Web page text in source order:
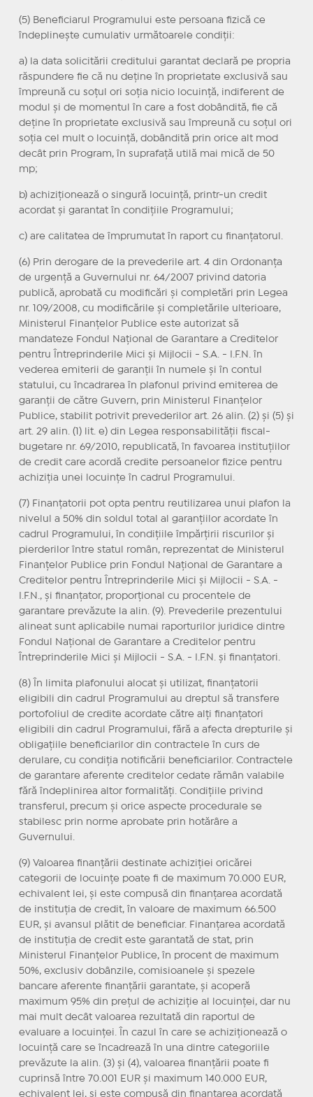
(5) Beneficiarul Programului este persoana fizică ce
îndeplinește cumulativ următoarele condiții:
a) la data solicitării creditului garantat declară pe propria
răspundere fie că nu deține în proprietate exclusivă sau
împreună cu soțul ori soția nicio locuință, indiferent de
modul și de momentul în care a fost dobândită, fie că
deține în proprietate exclusivă sau împreună cu soțul ori
soția cel mult o locuință, dobândită prin orice alt mod
decât prin Program, în suprafață utilă mai mică de 50
mp;
b) achiziționează o singură locuință, printr-un credit
acordat și garantat în condițiile Programului;
c) are calitatea de împrumutat în raport cu finanțatorul.
(6) Prin derogare de la prevederile art. 4 din Ordonanța
de urgență a Guvernului nr. 64/2007 privind datoria
publică, aprobată cu modificări și completări prin Legea
nr. 109/2008, cu modificările și completările ulterioare,
Ministerul Finanțelor Publice este autorizat să
mandateze Fondul Național de Garantare a Creditelor
pentru Întreprinderile Mici și Mijlocii - S.A. - I.F.N. în
vederea emiterii de garanții în numele și în contul
statului, cu încadrarea în plafonul privind emiterea de
garanții de către Guvern, prin Ministerul Finanțelor
Publice, stabilit potrivit prevederilor art. 26 alin. (2) și (5) și
art. 29 alin. (1) lit. e) din Legea responsabilității fiscal-
bugetare nr. 69/2010, republicată, în favoarea instituțiilor
de credit care acordă credite persoanelor fizice pentru
achiziția unei locuințe în cadrul Programului.
(7) Finanțatorii pot opta pentru reutilizarea unui plafon la
nivelul a 50% din soldul total al garanțiilor acordate în
cadrul Programului, în condițiile împărțirii riscurilor și
pierderilor între statul român, reprezentat de Ministerul
Finanțelor Publice prin Fondul Național de Garantare a
Creditelor pentru Întreprinderile Mici și Mijlocii - S.A. -
I.F.N., și finanțator, proporțional cu procentele de
garantare prevăzute la alin. (9). Prevederile prezentului
alineat sunt aplicabile numai raporturilor juridice dintre
Fondul Național de Garantare a Creditelor pentru
Întreprinderile Mici și Mijlocii - S.A. - I.F.N. și finanțatori.
(8) În limita plafonului alocat și utilizat, finanțatorii
eligibili din cadrul Programului au dreptul să transfere
portofoliul de credite acordate către alți finanțatori
eligibili din cadrul Programului, fără a afecta drepturile și
obligațiile beneficiarilor din contractele în curs de
derulare, cu condiția notificării beneficiarilor. Contractele
de garantare aferente creditelor cedate rămân valabile
fără îndeplinirea altor formalități. Condițiile privind
transferul, precum și orice aspecte procedurale se
stabilesc prin norme aprobate prin hotărâre a
Guvernului.
(9) Valoarea finanțării destinate achiziției oricărei
categorii de locuințe poate fi de maximum 70.000 EUR,
echivalent lei, și este compusă din finanțarea acordată
de instituția de credit, în valoare de maximum 66.500
EUR, și avansul plătit de beneficiar. Finanțarea acordată
de instituția de credit este garantată de stat, prin
Ministerul Finanțelor Publice, în procent de maximum
50%, exclusiv dobânzile, comisioanele și spezele
bancare aferente finanțării garantate, și acoperă
maximum 95% din prețul de achiziție al locuinței, dar nu
mai mult decât valoarea rezultată din raportul de
evaluare a locuinței. În cazul în care se achiziționează o
locuință care se încadrează în una dintre categoriile
prevăzute la alin. (3) și (4), valoarea finanțării poate fi
cuprinsă între 70.001 EUR și maximum 140.000 EUR,
echivalent lei, și este compusă din finanțarea acordată